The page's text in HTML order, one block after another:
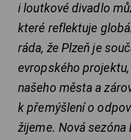
i loutkové divadlo
které reflektuje
ráda, že Plzeň je
evropského
našeho města a
k přemýšlení o
žijeme. Nová sezóna